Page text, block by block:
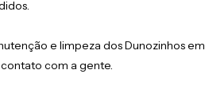
e limpeza dos Dunozinhos em
com a gente.